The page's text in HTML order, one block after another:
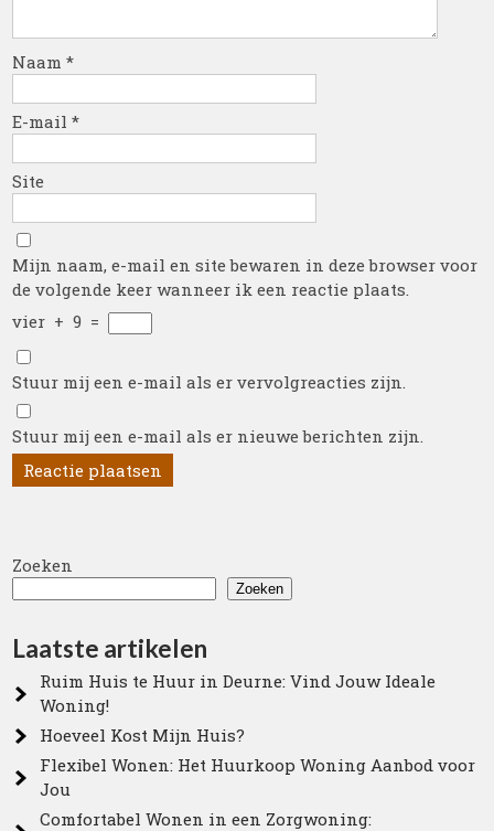
Naam*
E-mail*
Site
Mijn naam, e-mail en site bewaren in deze browser voor
de volgende keer wanneer ik een reactie plaats.
vier + 9 =
Stuur mij een e-mail als er vervolgreacties zijn.
Stuur mij een e-mail als er nieuwe berichten zijn.
Zoeken
Zoeken
Laatste artikelen
Ruim Huis te Huur in Deurne: Vind Jouw Ideale
Woning!
Hoeveel Kost Mijn Huis?
Flexibel Wonen: Het Huurkoop Woning Aanbod voor
Jou
Comfortabel Wonen in een Zorgwoning: